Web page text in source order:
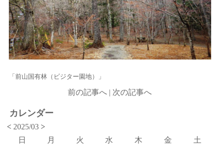
「前山国有林（ビジター園地）」
前の記事へ | 次の記事へ
カレンダー
< 2025/03>
日
月 火 水 木 金
土